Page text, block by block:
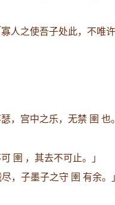
寡人之使吾子处此，不唯
瑟，宫中之乐，无禁 圉 也
可 圉 ，其去不可止。」
尽，子墨子之守 圉 有余。